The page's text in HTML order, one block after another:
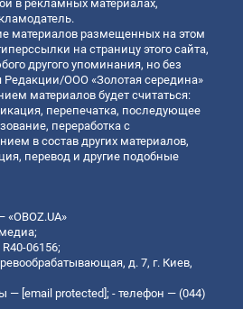
в рекламных материалах,
материалов размещенных на этом
на страницу этого сайта,
другого упоминания, но без
ООО «Золотая середина»
материалов будет считаться:
перепечатка, последующее
переработка с
в состав других материалов,
перевод и другие подобные
06156;
д. 7, г. Киев,
— [email protected]; - телефон — (044)